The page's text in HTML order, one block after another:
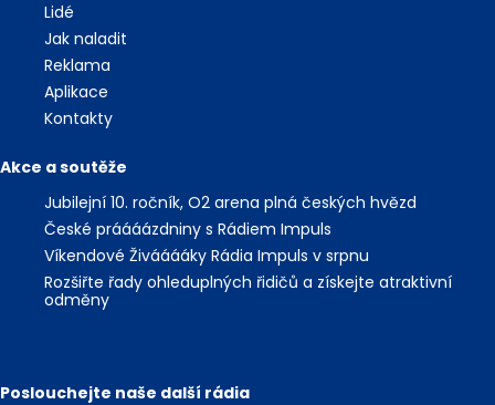
Lidé
Jak naladit
Reklama
Aplikace
Kontakty
Akce a soutěže
Jubilejní 10. ročník, O2 arena plná českých hvězd
České práááázdniny s Rádiem Impuls
Víkendové Živááááky Rádia Impuls v srpnu
Rozšiřte řady ohleduplných řidičů a získejte atraktivní
odměny
Poslouchejte naše další rádia